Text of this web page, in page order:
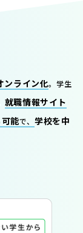
ンライン化。 学生
就職情報サイト
能で、学校を中